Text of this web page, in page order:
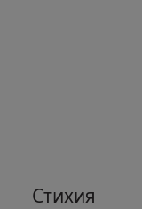
Стихия